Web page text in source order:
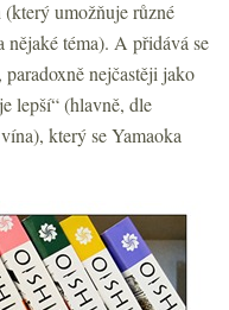
umožňuje různé
téma). A přidává se
nejčastěji jako
lepší“ (hlavně, dle
který se Yamaoka